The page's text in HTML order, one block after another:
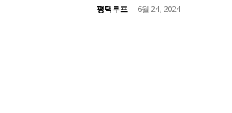
평택루프 - 6월 24, 2024